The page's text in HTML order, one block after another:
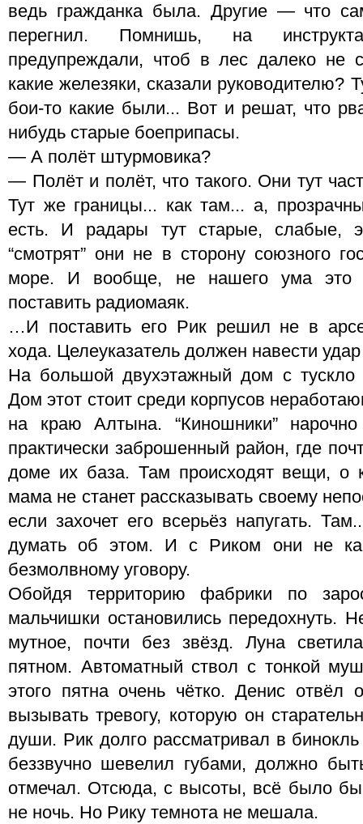
ведь гражданка была. Другие — что
перегнил. Помнишь, на
предупреждали, чтоб в лес далеко не
какие железяки, сказали руководителю?
бои-то какие были... Вот и решат, что
нибудь старые боеприпасы.
— А полёт штурмовика?
— Полёт и полёт, что такого. Они тут
Тут же границы... как там... а,
есть. И радары тут старые, слабые,
“смотрят” они не в сторону союзного
море. И вообще, не нашего ума
поставить радиомаяк.
…И поставить его Рик решил не в
хода. Целеуказатель должен навести
На большой двухэтажный дом с тускло
Дом этот стоит среди корпусов
на краю Алтына. “Киношники”
практически заброшенный район, где
доме их база. Там происходят вещи, о
мама не станет рассказывать своему
если захочет его всерьёз напугать.
думать об этом. И с Риком они не
безмолвному уговору.
Обойдя территорию фабрики по
мальчишки остановились передохнуть.
мутное, почти без звёзд. Луна
пятном. Автоматный ствол с тонкой
этого пятна очень чётко. Денис отвёл
вызывать тревогу, которую он
души. Рик долго рассматривал в
беззвучно шевелил губами, должно
отмечал. Отсюда, с высоты, всё было
не ночь. Но Рику темнота не мешала.